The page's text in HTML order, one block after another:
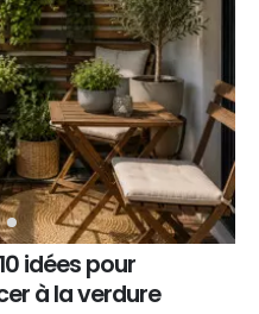
idées pour
à la verdure